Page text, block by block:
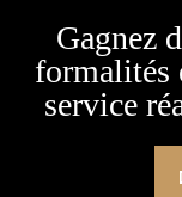
Gagnez
formalités
service